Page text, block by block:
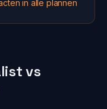
in alle plannen
vs